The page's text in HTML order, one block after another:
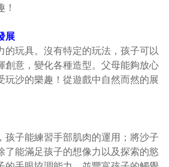
展
的玩具。沒有特定的玩法，孩子可以
創意，變化各種造型。父母能夠放心
玩沙的樂趣！從遊戲中自然而然的展
孩子能練習手部肌肉的運用；將沙子
了能滿足孩子的想像力以及探索的慾